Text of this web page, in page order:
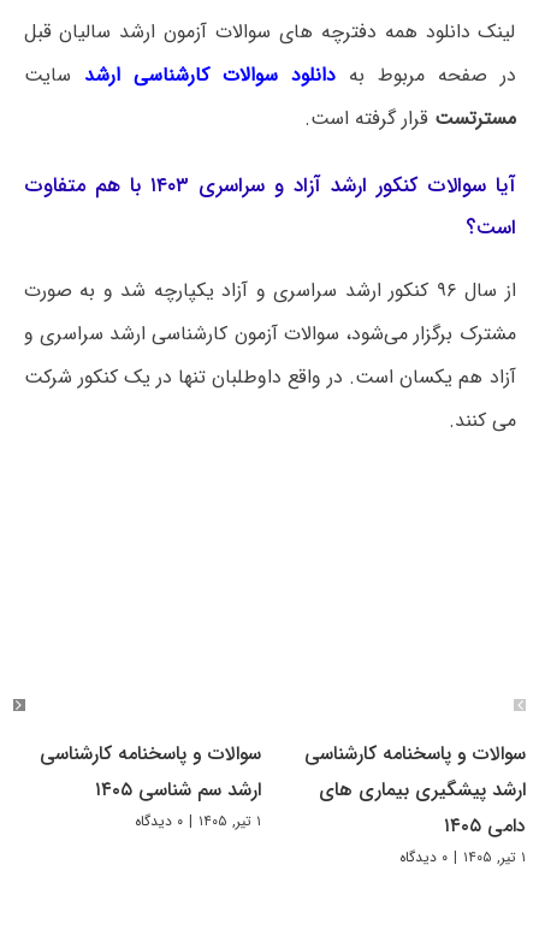
لینک دانلود همه دفترچه های سوالات آزمون ارشد سالیان قبل
در صفحه مربوط به دانلود سوالات کارشناسی ارشد سایت
مسترتست قرار گرفته است.
آیا سوالات کنکور ارشد آزاد و سراسری ۱۴۰۳ با هم متفاوت
است؟
از سال ۹۶ کنکور ارشد سراسری و آزاد یکپارچه شد و به صورت
مشترک برگزار می‌شود، سوالات آزمون کارشناسی ارشد سراسری و
آزاد هم یکسان است. در واقع داوطلبان تنها در یک کنکور شرکت
می کنند.
سوالات و پاسخنامه کارشناسی
ارشد پیشگیری بیماری های
دامی ۱۴۰۵
۱ تیر, ۱۴۰۵ | ۰ دیدگاه
سوالات و پاسخنامه کارشناسی
ارشد سم شناسی ۱۴۰۵
۱ تیر, ۱۴۰۵ | ۰ دیدگاه